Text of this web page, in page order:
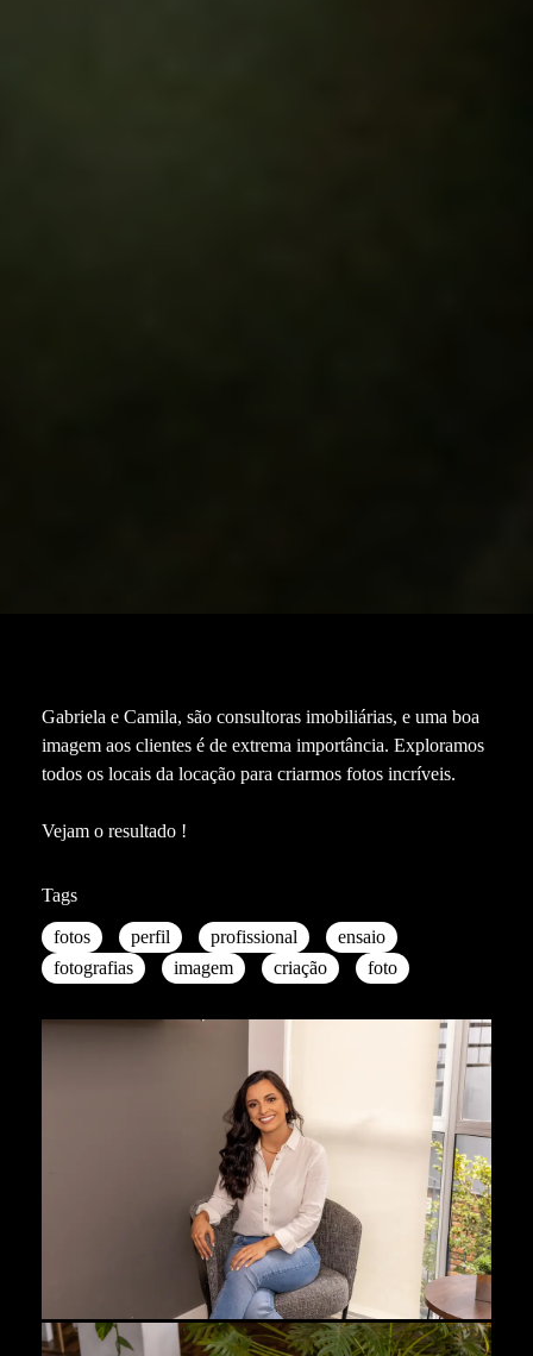
Gabriela e Camila, são consultoras imobiliárias, e uma boa
imagem aos clientes é de extrema importância. Exploramos
todos os locais da locação para criarmos fotos incríveis.
Vejam o resultado !
Tags
fotos perfil profissional
ensaio
fotografias
imagem criação foto